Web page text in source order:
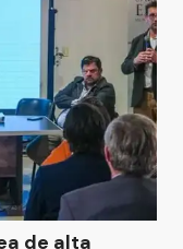
de alta